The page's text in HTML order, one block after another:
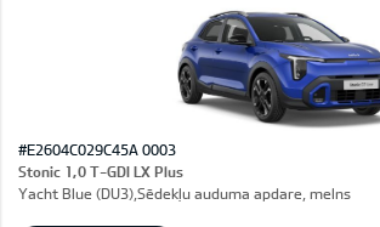
#E2604C029C45A 0003
Stonic 1,0 T-GDI LX Plus
Yacht Blue (DU3),Sēdekļu auduma apdare, melns